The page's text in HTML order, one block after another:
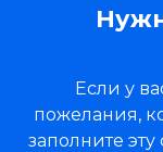
Если у
пожелания,
заполните